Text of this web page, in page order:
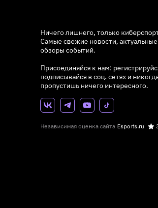
Ничего лишнего, только
Самые свежие новости, актуальные
обзоры событий.
Присоединяйся к нам:
подписывайся в соц. сетях и
пропустишь ничего интересного.
Независимая оценка сайта Esports.ru